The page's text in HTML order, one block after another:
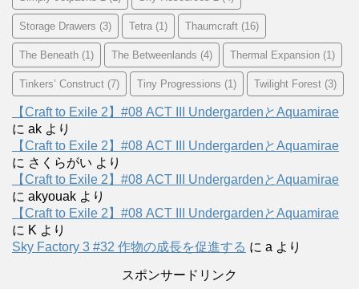
Storage Drawers (3) Tetra (1) Thaumcraft (16)
The Beneath (1) The Betweenlands (4) Thermal Expansion (1)
Tinkers’ Construct (7) Tiny Progressions (1) Twilight Forest (3)
【Craft to Exile 2】#08 ACT III UndergardenとAquamirae
に ak より
【Craft to Exile 2】#08 ACT III UndergardenとAquamirae
に さくらがい より
【Craft to Exile 2】#08 ACT III UndergardenとAquamirae
に akyouak より
【Craft to Exile 2】#08 ACT III UndergardenとAquamirae
に K より
Sky Factory 3 #32 作物の成長を促進する に a より
スポンサードリンク